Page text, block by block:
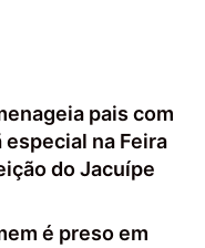
pais com
especial na Feira
do Jacuípe
é preso em